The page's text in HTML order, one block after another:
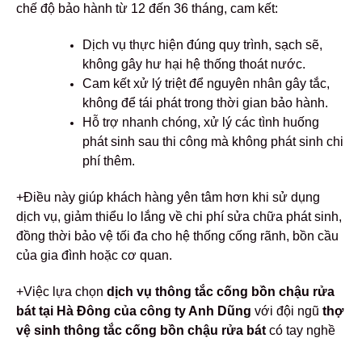
chế độ bảo hành từ 12 đến 36 tháng, cam kết:
Dịch vụ thực hiện đúng quy trình, sạch sẽ,
không gây hư hại hệ thống thoát nước.
Cam kết xử lý triệt để nguyên nhân gây tắc,
không để tái phát trong thời gian bảo hành.
Hỗ trợ nhanh chóng, xử lý các tình huống
phát sinh sau thi công mà không phát sinh chi
phí thêm.
+Điều này giúp khách hàng yên tâm hơn khi sử dụng
dịch vụ, giảm thiểu lo lắng về chi phí sửa chữa phát sinh,
đồng thời bảo vệ tối đa cho hệ thống cống rãnh, bồn cầu
của gia đình hoặc cơ quan.
+Việc lựa chọn dịch vụ thông tắc cống bồn chậu rửa
bát tại Hà Đông của công ty Anh Dũng với đội ngũ thợ
vệ sinh thông tắc cống bồn chậu rửa bát có tay nghề